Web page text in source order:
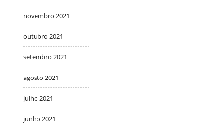
novembro 2021
outubro 2021
setembro 2021
agosto 2021
julho 2021
junho 2021